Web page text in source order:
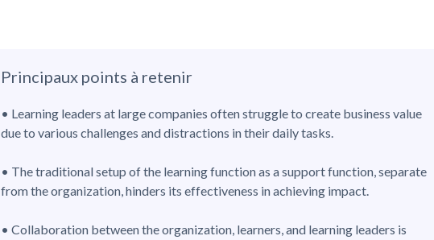
Principaux points à retenir
• Learning leaders at large companies often struggle to create business value
due to various challenges and distractions in their daily tasks.
• The traditional setup of the learning function as a support function, separate
from the organization, hinders its effectiveness in achieving impact.
• Collaboration between the organization, learners, and learning leaders is